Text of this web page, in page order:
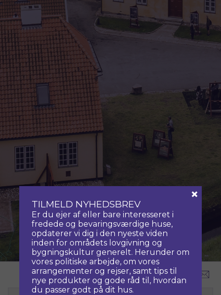
TILMELD NYHEDSBREV
Er du ejer af eller bare interesseret i
fredede og bevaringsværdige huse,
opdaterer vi dig i den nyeste viden
inden for områdets lovgivning og
bygningskultur generelt. Herunder om
vores politiske arbejde, om vores
arrangementer og rejser, samt tips til
nye produkter og gode råd til, hvordan
du passer godt på dit hus.
×